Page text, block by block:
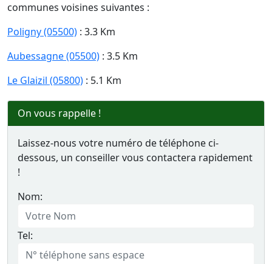
communes voisines suivantes :
Poligny (05500) : 3.3 Km
Aubessagne (05500) : 3.5 Km
Le Glaizil (05800) : 5.1 Km
On vous rappelle !
Laissez-nous votre numéro de téléphone ci-
dessous, un conseiller vous contactera rapidement
!
Nom:
Tel: